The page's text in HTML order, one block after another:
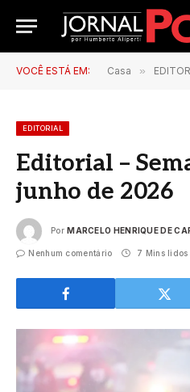
VOCÊ ESTÁ EM: Casa »
EDITORIAL
Editorial –
junho de 2026
Por MARCELO HENRIQUE DE
Nenhum comentário 7 Mins lidos